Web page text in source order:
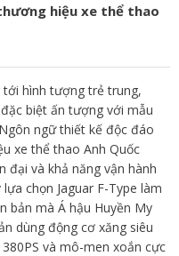
hiệu xe thể thao
hình tượng trẻ trung,
biệt ấn tượng với mẫu
ngữ thiết kế độc đáo
xe thể thao Anh Quốc
đại và khả năng vận hành
chọn Jaguar F-Type làm
bản mà Á hậu Huyền My
dùng động cơ xăng siêu
và mô-men xoắn cực